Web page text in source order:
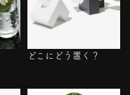
どこにどう置く？